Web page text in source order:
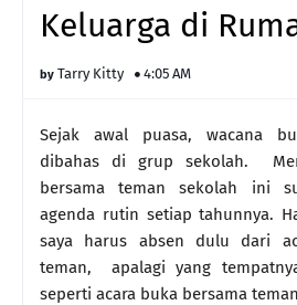
Keluarga di
Tarry Kitty 4:05 AM
Sejak awal puasa, wacana
dibahas di grup sekolah.
bersama teman sekolah ini
agenda rutin setiap tahunnya.
saya harus absen dulu dari
teman, apalagi yang
seperti acara buka bersama